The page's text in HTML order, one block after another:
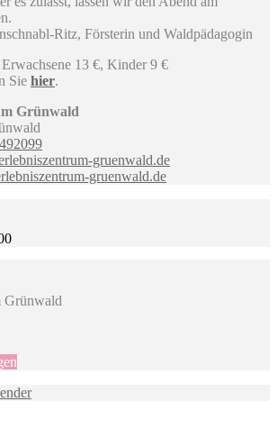
Ritz, Försterin und Waldpädagogin
Erwachsene 13 €, Kinder 9 €
Sie hier.
Grünwald
gruenwald.de
gruenwald.de
Grünwald